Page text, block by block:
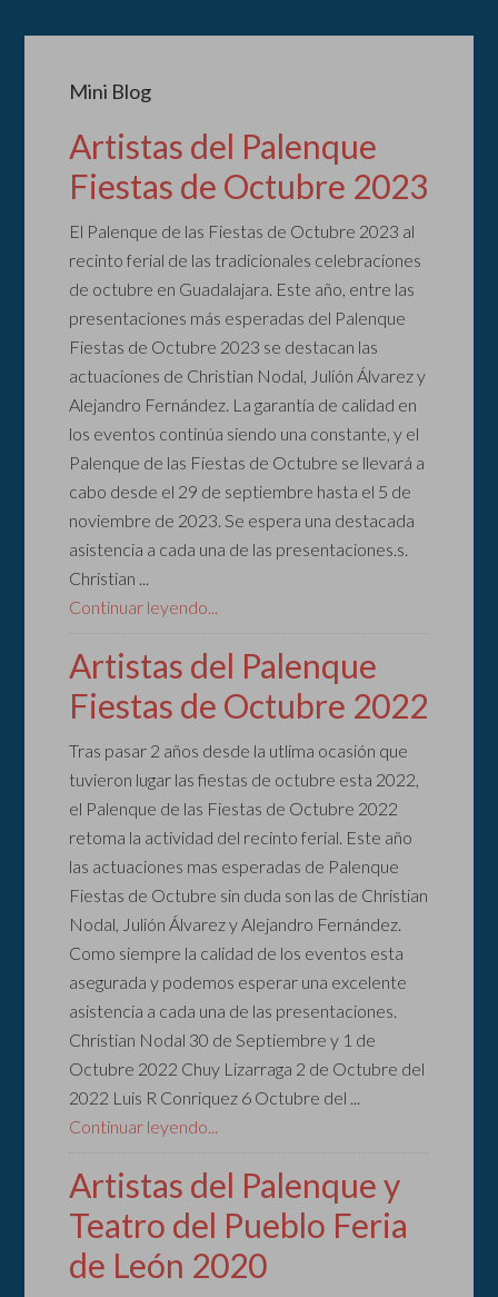
Mini Blog
Artistas del Palenque
Fiestas de Octubre 2023
El Palenque de las Fiestas de Octubre 2023 al
recinto ferial de las tradicionales celebraciones
de octubre en Guadalajara. Este año, entre las
presentaciones más esperadas del Palenque
Fiestas de Octubre 2023 se destacan las
actuaciones de Christian Nodal, Julión Álvarez y
Alejandro Fernández. La garantía de calidad en
los eventos continúa siendo una constante, y el
Palenque de las Fiestas de Octubre se llevará a
cabo desde el 29 de septiembre hasta el 5 de
noviembre de 2023. Se espera una destacada
asistencia a cada una de las presentaciones.s.
Christian ...
Continuar leyendo...
Artistas del Palenque
Fiestas de Octubre 2022
Tras pasar 2 años desde la utlima ocasión que
tuvieron lugar las fiestas de octubre esta 2022,
el Palenque de las Fiestas de Octubre 2022
retoma la actividad del recinto ferial. Este año
las actuaciones mas esperadas de Palenque
Fiestas de Octubre sin duda son las de Christian
Nodal, Julión Álvarez y Alejandro Fernández.
Como siempre la calidad de los eventos esta
asegurada y podemos esperar una excelente
asistencia a cada una de las presentaciones.
Christian Nodal 30 de Septiembre y 1 de
Octubre 2022 Chuy Lizarraga 2 de Octubre del
2022 Luis R Conriquez 6 Octubre del ...
Continuar leyendo...
Artistas del Palenque y
Teatro del Pueblo Feria
de León 2020